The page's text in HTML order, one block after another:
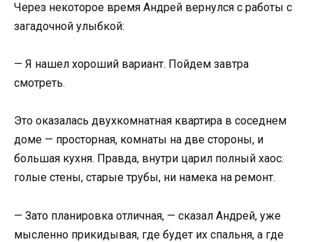
Через некоторое время Андрей вернулся с работы с
загадочной улыбкой:
— Я нашел хороший вариант. Пойдем завтра
смотреть.
Это оказалась двухкомнатная квартира в соседнем
доме — просторная, комнаты на две стороны, и
большая кухня. Правда, внутри царил полный хаос:
голые стены, старые трубы, ни намека на ремонт.
— Зато планировка отличная, — сказал Андрей, уже
мысленно прикидывая, где будет их спальня, а где